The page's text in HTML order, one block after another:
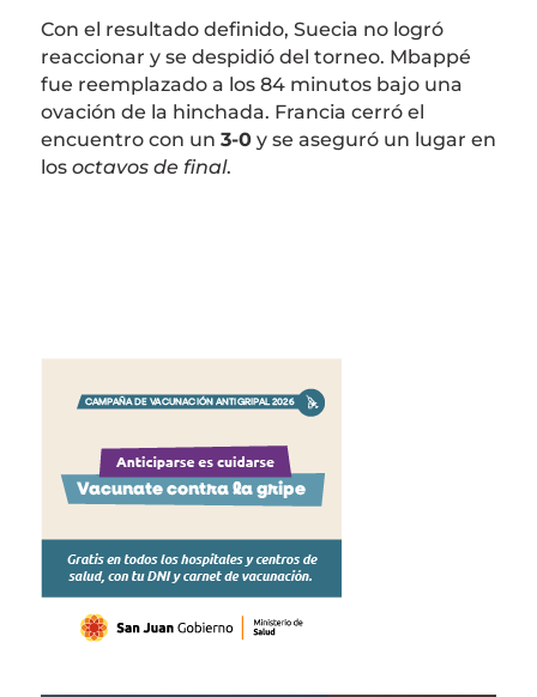
Con el resultado definido, Suecia no logró
reaccionar y se despidió del torneo. Mbappé
fue reemplazado a los 84 minutos bajo una
ovación de la hinchada. Francia cerró el
encuentro con un 3-0y se aseguró un lugar en
los octavos de final.